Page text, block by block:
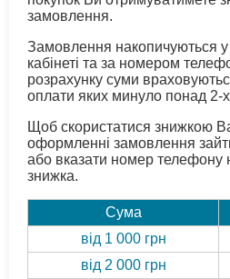
замовлення.
Замовлення накопичуються
кабінеті та за номером
розрахунку суми
оплати яких минуло понад 2-х
Щоб скористатися знижкою
оформленні замовлення
або вказати номер телефону
знижка.
Сума
від 1 000 грн
від 2 000 грн